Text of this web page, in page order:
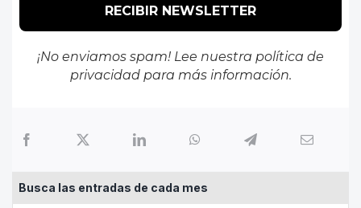
¡No enviamos spam! Lee nuestra política de
privacidadpara más información.
Busca las entradas de cada mes